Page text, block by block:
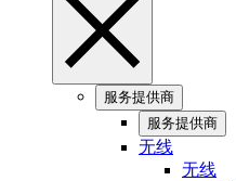
服务提供商
服务提供商
无线
无线